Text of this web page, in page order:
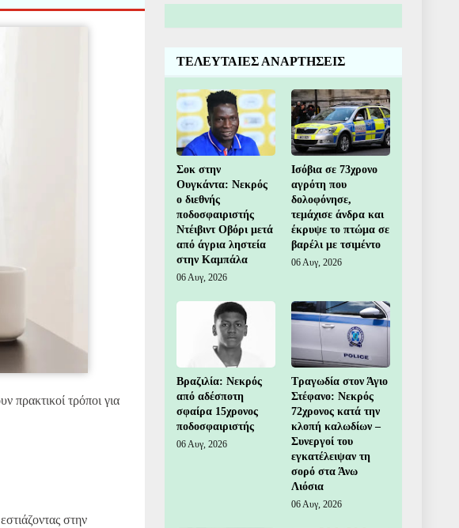
πρακτικοί τρόποι για
στην
ΤΕΛΕΥΤΑΙΕΣ ΑΝΑΡΤΗΣΕΙΣ
Σοκ στην
Ουγκάντα: Νεκρός
ο διεθνής
ποδοσφαιριστής
Ντέιβιντ Οβόρι μετά
από άγρια ληστεία
στην Καμπάλα
06 Αυγ, 2026
Ισόβια σε 73χρονο
αγρότη που
δολοφόνησε,
τεμάχισε άνδρα και
έκρυψε το πτώμα σε
βαρέλι με τσιμέντο
06 Αυγ, 2026
Βραζιλία: Νεκρός
από αδέσποτη
σφαίρα 15χρονος
ποδοσφαιριστής
06 Αυγ, 2026
Τραγωδία στον Άγιο
Στέφανο: Νεκρός
72χρονος κατά την
κλοπή καλωδίων –
Συνεργοί του
εγκατέλειψαν τη
σορό στα Άνω
Λιόσια
06 Αυγ, 2026